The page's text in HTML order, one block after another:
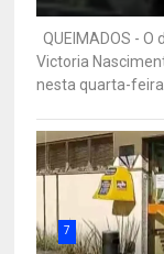
QUEIMADOS -
Victoria
nesta quarta-feira
7